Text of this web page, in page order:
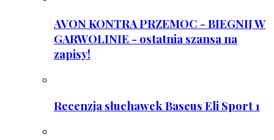
AVON KONTRA PRZEMOC - BIEGNIJ W
GARWOLINIE - ostatnia szansa na
zapisy!
Recenzja słuchawek Baseus Eli Sport 1